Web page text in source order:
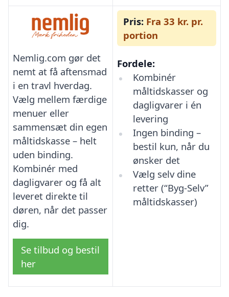
Nemlig.com gør det
nemt at få aftensmad
i en travl hverdag.
Vælg mellem færdige
menuer eller
sammensæt din egen
måltidskasse – helt
uden binding.
Kombinér med
dagligvarer og få alt
leveret direkte til
døren, når det passer
dig.
Se tilbud og bestil
her
Pris: Fra 33 kr. pr.
portion
Fordele:
Kombinér
måltidskasser og
dagligvarer i én
levering
Ingen binding –
bestil kun, når du
ønsker det
Vælg selv dine
retter (“Byg-Selv”
måltidskasser)